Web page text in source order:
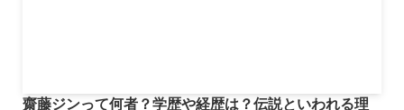
齋藤ジンって何者？学歴や経歴は？伝説といわれる理